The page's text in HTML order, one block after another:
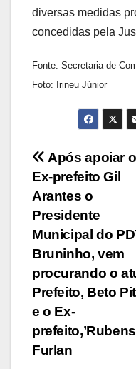
diversas medidas
concedidas pela
Fonte: Secretaria de
Foto: Irineu Júnior
de
Post
Após apoiar o
Ex-prefeito Gil
Arantes o
Presidente
Municipal do
Bruninho, vem
procurando o
Prefeito, Beto
e o Ex-
prefeito,’Rubens
Furlan